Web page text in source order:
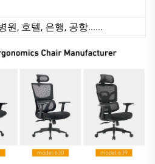
원, 호텔, 은행, 공항......